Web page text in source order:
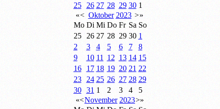
25
26 27 28 29 30 1
«< Oktober 2023 >»
Mo Di Mi Do Fr Sa So
25
26 27 28 29 30 1
2
3 4 5 6 7
8
9
10 11 12 13 14 15
16
17 18 19 20 21 22
23
24 25 26 27 28 29
30
31 1 2 3 4
5
«<November 2023>»